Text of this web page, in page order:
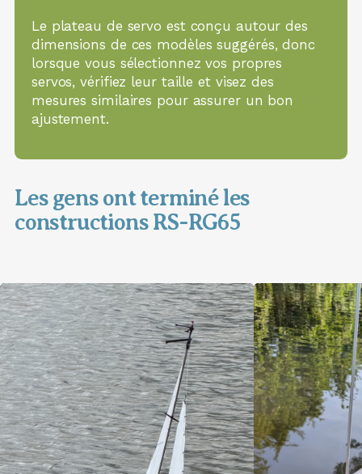
Le plateau de servo est conçu autour des
dimensions de ces modèles suggérés, donc
lorsque vous sélectionnez vos propres
servos, vérifiez leur taille et visez des
mesures similaires pour assurer un bon
ajustement.
Les gens ont terminé les
constructions RS-RG65